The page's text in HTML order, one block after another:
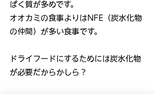
ぱく質が多めです。
オオカミの食事よりはNFE（炭水化物
の仲間）が多い食事です。
ドライフードにするためには炭水化物
が必要だからかしら？